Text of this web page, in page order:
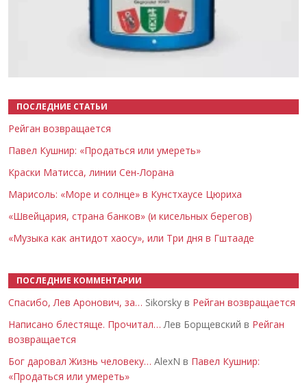
ПОСЛЕДНИЕ СТАТЬИ
Рейган возвращается
Павел Кушнир: «Продаться или умереть»
Краски Матисса, линии Сен-Лорана
Марисоль: «Море и солнце» в Кунстхаусе Цюриха
«Швейцария, страна банков» (и кисельных берегов)
«Музыка как антидот хаосу», или Три дня в Гштааде
ПОСЛЕДНИЕ КОММЕНТАРИИ
Спасибо, Лев Аронович, за… Sikorsky в Рейган возвращается
Написано блестяще. Прочитал… Лев Борщевский в Рейган
возвращается
Бог даровал Жизнь человеку… AlexN в Павел Кушнир:
«Продаться или умереть»